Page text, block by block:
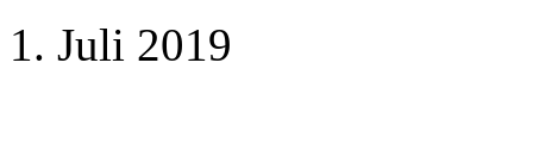
1. Juli 2019